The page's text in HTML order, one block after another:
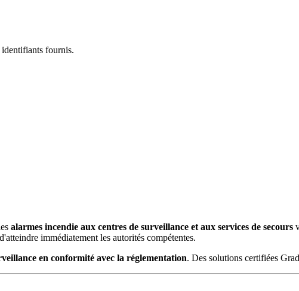
fournis.
alarmes incendie aux centres de surveillance et aux services de secours
immédiatement les autorités compétentes.
en conformité avec la réglementation. Des solutions certifiées